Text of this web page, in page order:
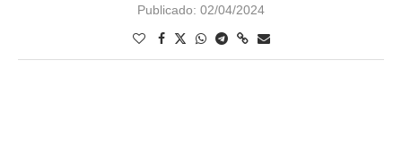
Publicado: 02/04/2024